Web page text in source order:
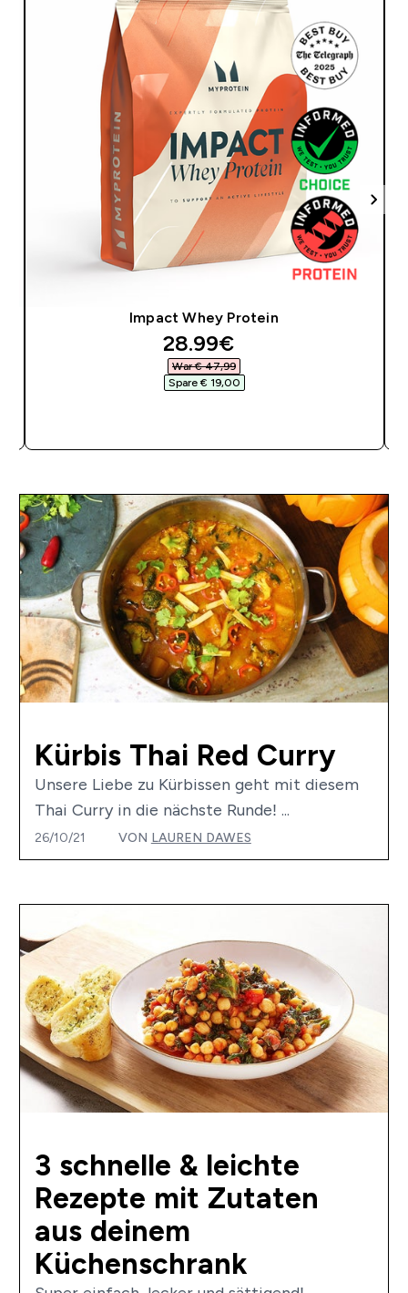
Impact Whey Protein
discounted price
28.99€‎
War € 47,99‎
Spare € 19,00‎
Kürbis Thai Red Curry
Unsere Liebe zu Kürbissen geht mit diesem
Thai Curry in die nächste Runde! ...
26/10/21 VON LAUREN DAWES
3 schnelle & leichte
Rezepte mit Zutaten
aus deinem
Küchenschrank